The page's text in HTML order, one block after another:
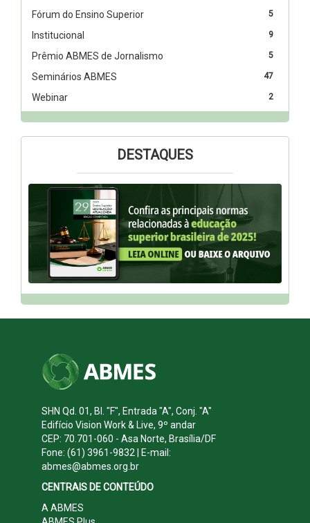
5
Fórum do Ensino Superior
9
Institucional
5
Prêmio ABMES de Jornalismo
47
Seminários ABMES
2
Webinar
DESTAQUES
SHN Qd. 01, Bl. "F", Entrada "A", Conj. "A"
Edifício Vision Work & Live, 9º andar
CEP: 70.701-060 - Asa Norte, Brasília/DF
Fone: (61) 3961-9832 | E-mail:
abmes@abmes.org.br
CENTRAIS DE CONTEÚDO
A ABMES